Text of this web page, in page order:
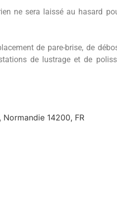
ne sera laissé au hasard
de pare-brise, de
de lustrage et de
14200, FR